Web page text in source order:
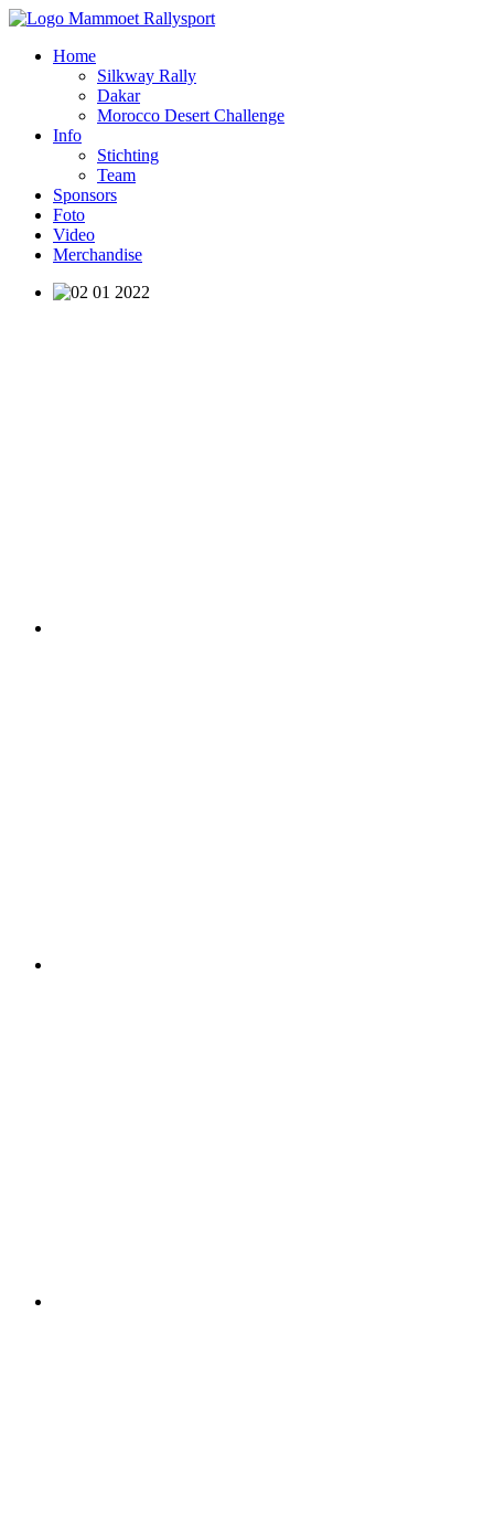
Home
Silkway Rally
Dakar
Morocco Desert Challenge
Info
Stichting
Team
Sponsors
Foto
Video
Merchandise